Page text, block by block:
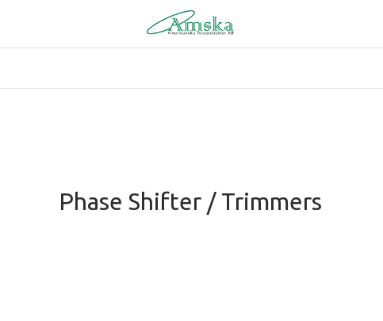
Phase Shifter / Trimmers